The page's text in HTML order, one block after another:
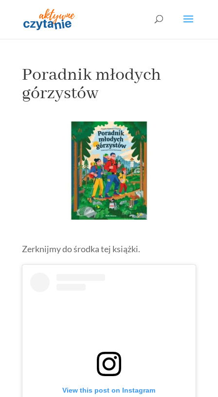
Poradnik młodych
górzystów
Zerknijmy do środka tej książki.
View this post on Instagram